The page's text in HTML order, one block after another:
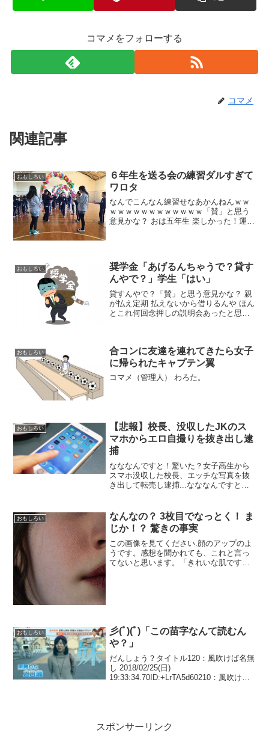
コマメをフォローする
コマメ
関連記事
おもしろい
６年生を送る会の練習ダルすぎて
ワロタ
なんでこんなん練習せなあかんねんｗｗ
ｗｗｗｗｗｗｗｗｗｗｗｗ「賛」と思う
意見かな？ おは五年生 楽しかった！運動
はないぞ 今...
おもしろい
奨学金「あげるんちゃうで？貸す
んやで？」学生「はい」
貸すんやで？「賛」と思う意見かな？ 親
が払え定期 払えないから借りるんや ほん
とこれ何回念押しの説明会あったと思っ
前にしないのが...
おもしろい
合コンに友達を連れてきたら女子
に帰られたキャプテン翼
コマメ（管理人） わろた。
おもしろい
【悲報】校長、没収したJKのス
マホからエロ自撮りを抜き出し逮
捕
なななんですと！驚いた？女子高生から
スマホ没収した校長、エッチな写真を抜
き出して転売し逮捕...なななんですと？
るべきでしょう。周囲の生徒や保護者、
先生方からも、常に信...
おもしろい
なんなの？ 3枚目でなっとく！ ま
じか！？ 驚きの事実
この画像を見てください.顔のアップのよ
うです。感想を聞かれても、これと言っ
てないと思います。「きれいな肌ですね
おもしろい
彡(ﾟ)(ﾟ)「この苗字なんて読むん
や？」
だんしょう？タイトル120：風吹けば名無
し 2018/02/25(日)
19:33:34.70ID:+LrTA5d60210：風吹けば
スポンサーリンク